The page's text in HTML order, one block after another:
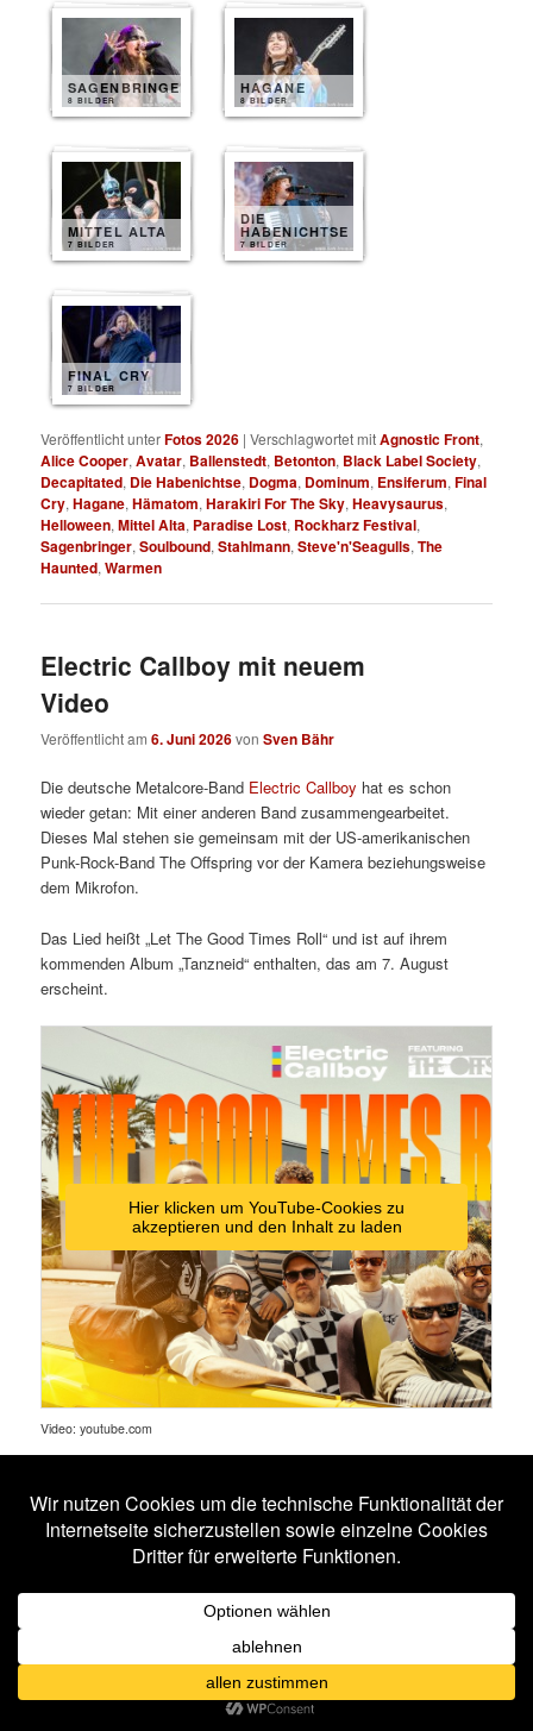
SAGENBRINGER
8 BILDER
HAGANE
8 BILDER
MITTEL ALTA
7 BILDER
DIE
HABENICHTSE
7 BILDER
FINAL CRY
7 BILDER
Veröffentlicht unterFotos 2026 |Verschlagwortet mitAgnostic Front,
Alice Cooper,Avatar, Ballenstedt, Betonton, Black Label Society,
Decapitated, Die Habenichtse, Dogma, Dominum, Ensiferum,Final
Cry,Hagane,Hämatom,Harakiri For The Sky,Heavysaurus,
Helloween,Mittel Alta, Paradise Lost, Rockharz Festival,
Sagenbringer,Soulbound,Stahlmann,Steve'n'Seagulls,The
Haunted,Warmen
Electric Callboy mit neuem
Video
Veröffentlicht am6. Juni 2026vonSven Bähr
Die deutsche Metalcore-Band Electric Callboy hat es schon
wieder getan: Mit einer anderen Band zusammengearbeitet.
Dieses Mal stehen sie gemeinsam mit der US-amerikanischen
Punk-Rock-Band The Offspring vor der Kamera beziehungsweise
dem Mikrofon.
Das Lied heißt „Let The Good Times Roll“ und ist auf ihrem
kommenden Album „Tanzneid“ enthalten, das am 7. August
erscheint.
Hier klicken um YouTube-Cookies zu
akzeptieren und den Inhalt zu laden
Video: youtube.com
Offspring
Blutengel mit neuem Video
Die deutsche Gothic-Band Blutengel hat ein Musikvideo zu
„Schwarzer Engel“ veröffentlicht. Das Stück ist als Single auf